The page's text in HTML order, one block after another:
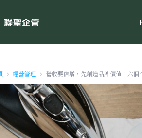
經營管理 營收要倍增，先創造品牌價值！六個